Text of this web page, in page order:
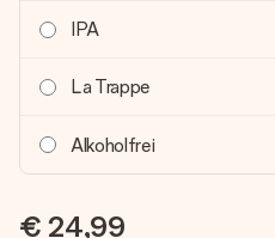
IPA
La Trappe
Alkoholfrei
€ 24,99